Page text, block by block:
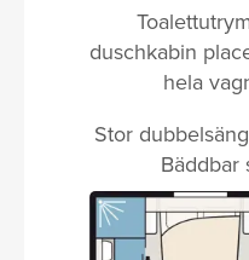
duschkabin
hela
Stor
Bäddbar